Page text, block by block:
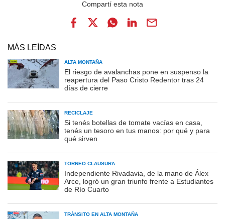
MÁS LEÍDAS
ALTA MONTAÑA
El riesgo de avalanchas pone en suspenso la
reapertura del Paso Cristo Redentor tras 24
días de cierre
RECICLAJE
Si tenés botellas de tomate vacías en casa,
tenés un tesoro en tus manos: por qué y para
qué sirven
TORNEO CLAUSURA
Independiente Rivadavia, de la mano de Álex
Arce, logró un gran triunfo frente a Estudiantes
de Río Cuarto
TRÁNSITO EN ALTA MONTAÑA